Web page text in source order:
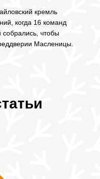
кремль
когда 16 команд
собрались, чтобы
Масленицы.